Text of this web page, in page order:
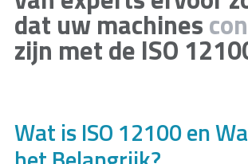
dat uw machines
zijn met de ISO
Wat is ISO 12100 en